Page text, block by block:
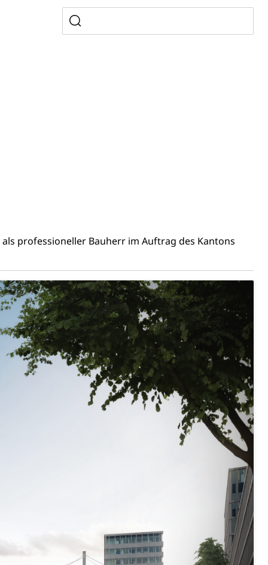
professioneller Bauherr im Auftrag des Kantons
Zivilstandsamt, Erben, Erbenliste
Betriebe, Alarmierung, Sirenentest
mit Behinderungen